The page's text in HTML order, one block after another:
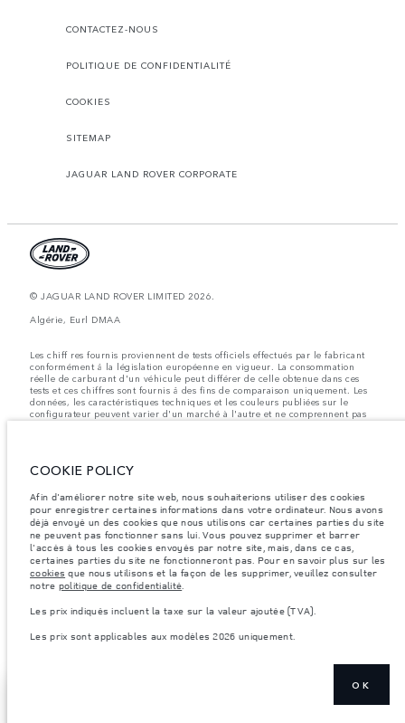
CONTACTEZ-NOUS
POLITIQUE DE CONFIDENTIALITÉ
COOKIES
SITEMAP
JAGUAR LAND ROVER CORPORATE
© JAGUAR LAND ROVER LIMITED 2026.
Algérie, Eurl DMAA
Les chiff res fournis proviennent de tests officiels effectués par le fabricant
conformément å la législation européenne en vigueur. La consommation
réelle de carburant d'un véhicule peut différer de celle obtenue dans ces
tests et ces chiffres sont fournis å des fins de comparaison uniquement. Les
données, les caractéristiques techniques et les couleurs publiées sur le
configurateur peuvent varier d'un marché à l'autre et ne comprennent pas
Les accessoires et autres éléments montés après le point de fabrication
véhicule, les charges maximales par essieu et la charge utile ne sont pas
dépassés lorsque vous chargez des accessoires, des occupants, des liquides
et des carburants.
Remarque importante sur les images et les spécifications.
mondiale de semi-conducteurs affecte actuellement les spécifications de
construction des véhicules, la disponibilité des options et les délais de
construction. Cette situation s’avère très fluctuante, et par conséquent, les
images utilisées actuellement sur le site Web peuvent ne pas refléter
caractéristiques, les options, les finitions et les combinaisons de couleurs.
restrictions actuelles et faire un choix éclairé
COOKIE POLICY
Afin d'améliorer notre site web, nous souhaiterions utiliser des cookies
pour enregistrer certaines informations dans votre ordinateur. Nous avons
déjà envoyé un des cookies que nous utilisons car certaines parties du site
ne peuvent pas fonctionner sans lui. Vous pouvez supprimer et barrer
l'accès à tous les cookies envoyés par notre site, mais, dans ce cas,
certaines parties du site ne fonctionneront pas. Pour en savoir plus sur les
cookies que nous utilisons et la façon de les supprimer, veuillez consulter
notre politique de confidentialité.
Les prix indiqués incluent la taxe sur la valeur ajoutée (TVA).
Les prix sont applicables aux modèles 2026 uniquement.
OK
TROUVER UN CONCESSIONNAIRE